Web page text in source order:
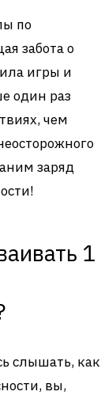
по
забота о
игры и
один раз
чем
заряд
1
слышать, как
вы,